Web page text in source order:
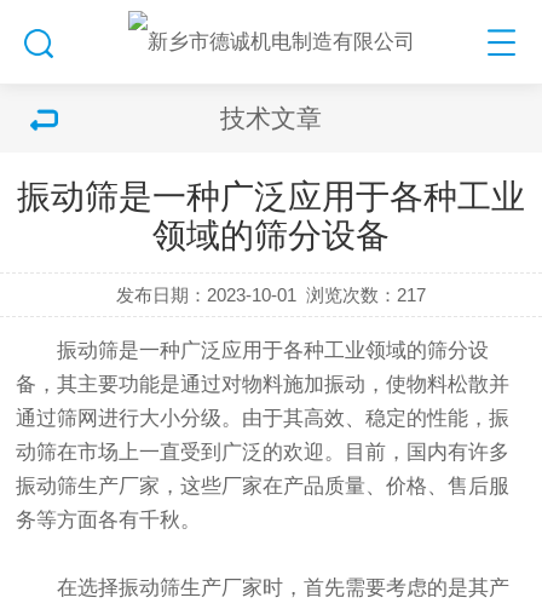
技术文章
振动筛是一种广泛应用于各种工业
领域的筛分设备
发布日期：2023-10-01 浏览次数： 217
振动筛是一种广泛应用于各种工业领域的筛分设
备，其主要功能是通过对物料施加振动，使物料松散并
通过筛网进行大小分级。由于其高效、稳定的性能，振
动筛在市场上一直受到广泛的欢迎。目前，国内有许多
振动筛生产厂家，这些厂家在产品质量、价格、售后服
务等方面各有千秋。
在选择振动筛生产厂家时，首先需要考虑的是其产